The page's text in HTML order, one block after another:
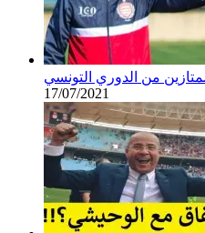
17/07/2021